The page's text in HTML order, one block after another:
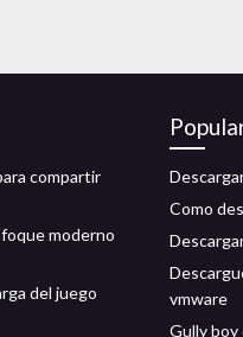
compartir
moderno
del juego
Como
vmware
Gully boy